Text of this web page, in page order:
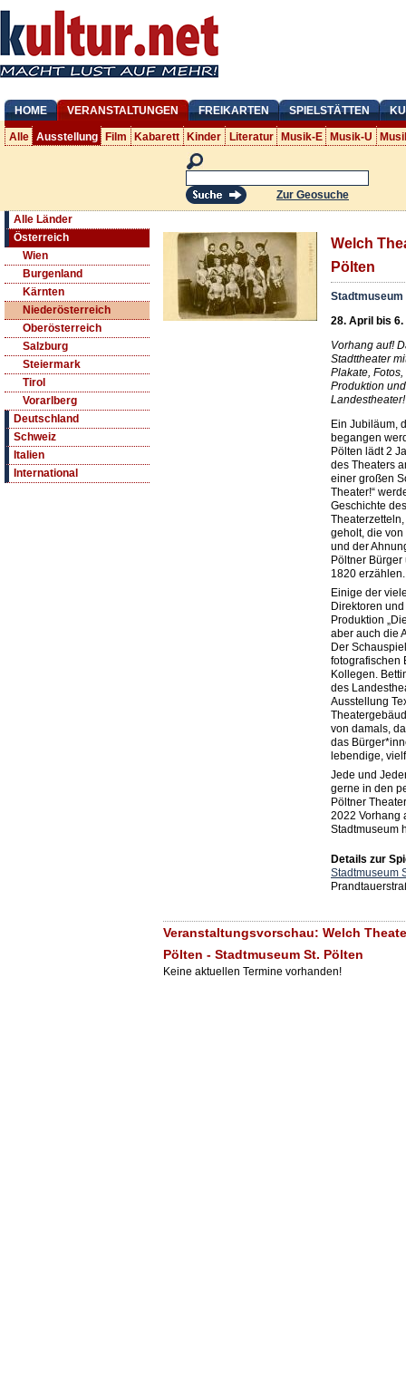
HOME VERANSTALTUNGEN FREIKARTEN SPIELSTÄTTEN
Alle Ausstellung Film Kabarett Kinder Literatur Musik-E Musik-U
Zur Geosuche
Alle Länder
Österreich
Wien
Burgenland
Kärnten
Niederösterreich
Oberösterreich
Salzburg
Steiermark
Tirol
Vorarlberg
Deutschland
Schweiz
Italien
International
Welch
Pölten
Stadtmuseum
28. April bis 6.
Vorhang auf!
Stadttheater
Plakate,
Produktion
Landestheater!
Ein Jubiläum,
begangen
Pölten lädt 2
des Theaters
einer großen
Theater!“
Geschichte
geholt, die von
und der
Pöltner
1820 erzählen.
Einige der
Direktoren
Produktion
aber auch die
Der
fotografischen
Kollegen.
des
Ausstellung
von damals,
das
lebendige,
Jede und
gerne in den
Pöltner
2022 Vorhang
Stadtmuseum
Details zur
Stadtmuseum
Veranstaltungsvorschau: Welch
Pölten - Stadtmuseum St. Pölten
Keine aktuellen Termine vorhanden!